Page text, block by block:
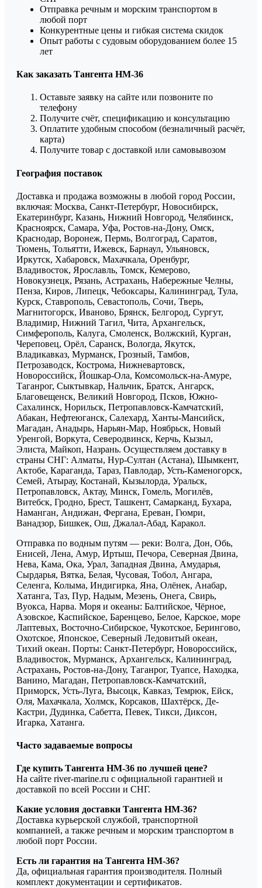
Отправка речным и морским транспортом в
любой порт
Конкурентные цены и гибкая система скидок
Опыт работы с судовым оборудованием более 15
лет
Как заказать Тангента HM-36
Оставьте заявку на сайте или позвоните по
телефону
Получите счёт, спецификацию и консультацию
Оплатите удобным способом (безналичный расчёт,
карта)
Получите товар с доставкой или самовывозом
География поставок
Доставка и продажа возможны в любой город России,
включая: Москва, Санкт-Петербург, Новосибирск,
Екатеринбург, Казань, Нижний Новгород, Челябинск,
Красноярск, Самара, Уфа, Ростов-на-Дону, Омск,
Краснодар, Воронеж, Пермь, Волгоград, Саратов,
Тюмень, Тольятти, Ижевск, Барнаул, Ульяновск,
Иркутск, Хабаровск, Махачкала, Оренбург,
Владивосток, Ярославль, Томск, Кемерово,
Новокузнецк, Рязань, Астрахань, Набережные Челны,
Пенза, Киров, Липецк, Чебоксары, Калининград, Тула,
Курск, Ставрополь, Севастополь, Сочи, Тверь,
Магнитогорск, Иваново, Брянск, Белгород, Сургут,
Владимир, Нижний Тагил, Чита, Архангельск,
Симферополь, Калуга, Смоленск, Волжский, Курган,
Череповец, Орёл, Саранск, Вологда, Якутск,
Владикавказ, Мурманск, Грозный, Тамбов,
Петрозаводск, Кострома, Нижневартовск,
Новороссийск, Йошкар-Ола, Комсомольск-на-Амуре,
Таганрог, Сыктывкар, Нальчик, Братск, Ангарск,
Благовещенск, Великий Новгород, Псков, Южно-
Сахалинск, Норильск, Петропавловск-Камчатский,
Абакан, Нефтеюганск, Салехард, Ханты-Мансийск,
Магадан, Анадырь, Нарьян-Мар, Ноябрьск, Новый
Уренгой, Воркута, Северодвинск, Керчь, Кызыл,
Элиста, Майкоп, Назрань. Осуществляем доставку в
страны СНГ: Алматы, Нур-Султан (Астана), Шымкент,
Актобе, Караганда, Тараз, Павлодар, Усть-Каменогорск,
Семей, Атырау, Костанай, Кызылорда, Уральск,
Петропавловск, Актау, Минск, Гомель, Могилёв,
Витебск, Гродно, Брест, Ташкент, Самарканд, Бухара,
Наманган, Андижан, Фергана, Ереван, Гюмри,
Ванадзор, Бишкек, Ош, Джалал-Абад, Каракол.
Отправка по водным путям — реки: Волга, Дон, Обь,
Енисей, Лена, Амур, Иртыш, Печора, Северная Двина,
Нева, Кама, Ока, Урал, Западная Двина, Амударья,
Сырдарья, Вятка, Белая, Чусовая, Тобол, Ангара,
Селенга, Колыма, Индигирка, Яна, Олёнек, Анабар,
Хатанга, Таз, Пур, Надым, Мезень, Онега, Свирь,
Вуокса, Нарва. Моря и океаны: Балтийское, Чёрное,
Азовское, Каспийское, Баренцево, Белое, Карское, море
Лаптевых, Восточно-Сибирское, Чукотское, Берингово,
Охотское, Японское, Северный Ледовитый океан,
Тихий океан. Порты: Санкт-Петербург, Новороссийск,
Владивосток, Мурманск, Архангельск, Калининград,
Астрахань, Ростов-на-Дону, Таганрог, Туапсе, Находка,
Ванино, Магадан, Петропавловск-Камчатский,
Приморск, Усть-Луга, Высоцк, Кавказ, Темрюк, Ейск,
Оля, Махачкала, Холмск, Корсаков, Шахтёрск, Де-
Кастри, Дудинка, Сабетта, Певек, Тикси, Диксон,
Игарка, Хатанга.
Часто задаваемые вопросы
Где купить Тангента HM-36 по лучшей цене?
На сайте river-marine.ru с официальной гарантией и
доставкой по всей России и СНГ.
Какие условия доставки Тангента HM-36?
Доставка курьерской службой, транспортной
компанией, а также речным и морским транспортом в
любой порт России.
Есть ли гарантия на Тангента HM-36?
Да, официальная гарантия производителя. Полный
комплект документации и сертификатов.